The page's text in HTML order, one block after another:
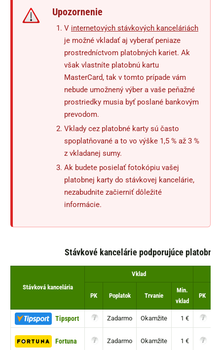
Upozornenie
V internetových stávkových kanceláriách
je možné vkladať aj vyberať peniaze
prostredníctvom platobných kariet. Ak
však vlastníte platobnú kartu
MasterCard, tak v tomto prípade vám
nebude umožnený výber a vaše peňažné
prostriedky musia byť poslané bankovým
prevodom.
Vklady cez platobné karty sú často
spoplatňované a to vo výške 1,5 % až 3 %
z vkladanej sumy.
Ak budete posielať fotokópiu vašej
platobnej karty do stávkovej kancelárie,
nezabudnite začierniť dôležité
informácie.
Stávkové kancelárie podporujúce platobné
Stávková kancelária
Vklad
PK Poplatok Trvanie
Min.
vklad
PK
Tipsport Zadarmo Okamžite 1 €
Fortuna Zadarmo Okamžite 1 €